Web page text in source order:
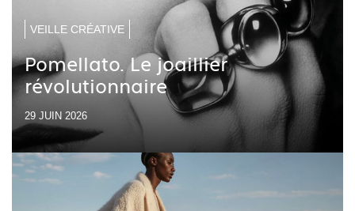
VEILLE CRÉATIVE
Pomellato. Le joaillier
révolutionnaire
29 JUIN 2026